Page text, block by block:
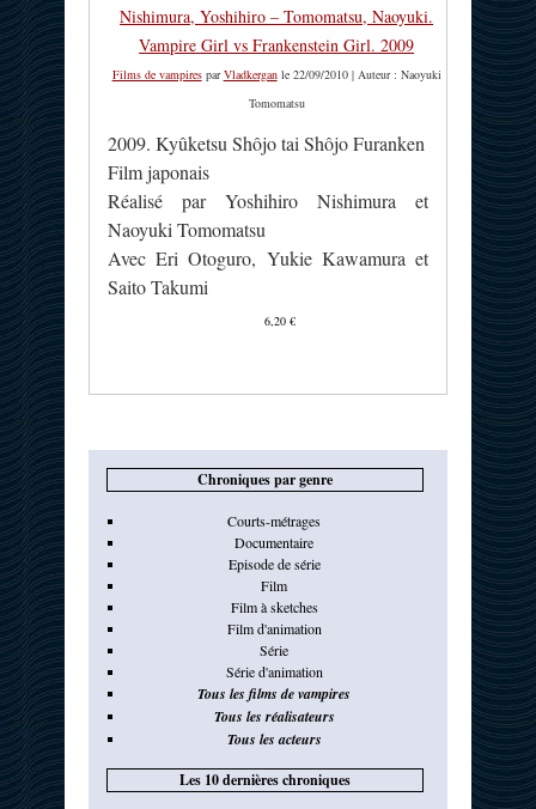
Nishimura, Yoshihiro – Tomomatsu, Naoyuki.
Vampire Girl vs Frankenstein Girl. 2009
Films de vampiresparVladkerganle 22/09/2010 | Auteur : Naoyuki
Tomomatsu
2009. Kyûketsu Shôjo tai Shôjo Furanken
Film japonais
Réalisé par Yoshihiro Nishimura et
Naoyuki Tomomatsu
Avec Eri Otoguro, Yukie Kawamura et
Saito Takumi
6,20 €
Chroniques par genre
Courts-métrages
Documentaire
Episode de série
Film
Film à sketches
Film d'animation
Série
Série d'animation
Tous les films de vampires
Tous les réalisateurs
Tous les acteurs
Les 10 dernières chroniques